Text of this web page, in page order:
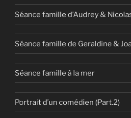
Séance famille d’Audrey &
Séance famille de Geraldine &
Séance famille à la mer
Portrait d’un comédien (Part.2)